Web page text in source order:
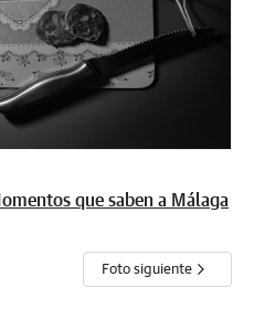
que saben a Málaga
Foto siguiente